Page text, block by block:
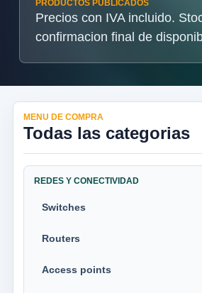
PRODUCTOS PUBLICADOS
Precios con IVA incluido.
confirmacion final de
MENU DE COMPRA
Todas las categorias
REDES Y CONECTIVIDAD
Switches
Routers
Access points